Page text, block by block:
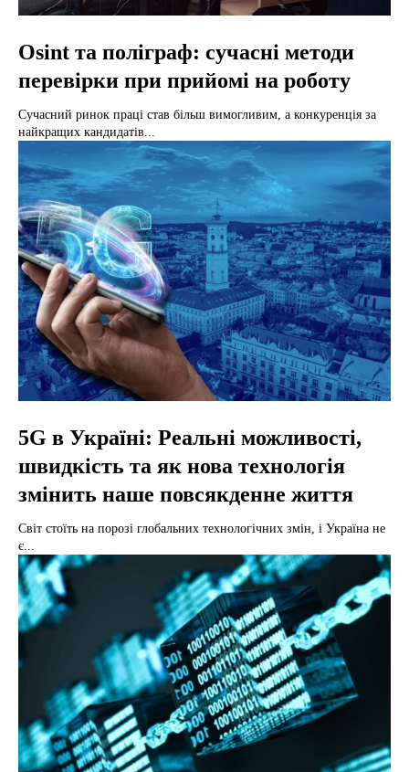
Osint та поліграф: сучасні методи
перевірки при прийомі на роботу
Сучасний ринок праці став більш вимогливим, а конкуренція за
найкращих кандидатів...
5G в Україні: Реальні можливості,
швидкість та як нова технологія
змінить наше повсякденне життя
Світ стоїть на порозі глобальних технологічних змін, і Україна не
є...